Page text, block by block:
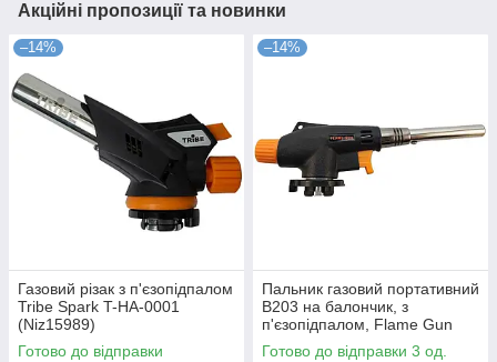
Акційні пропозиції та новинки
–14%
Газовий різак з п'єзопідпалом
Tribe Spark T-HA-0001
(Niz15989)
Готово до відправки
–14%
Пальник газовий портативний
B203 на балончик, з
п'єзопідпалом, Flame Gun
(N019144)
Готово до відправки 3 од.